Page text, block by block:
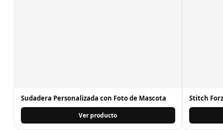
Sudadera Personalizada con Foto de Mascota
Ver producto
Stitch